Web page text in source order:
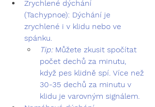
Zrychlené dýchání
(Tachypnoe): Dýchání je
zrychlené i v klidu nebo ve
spánku.
Tip: Můžete zkusit spočítat
počet dechů za minutu,
když pes klidně spí. Více než
30-35 dechů za minutu v
klidu je varovným signálem.